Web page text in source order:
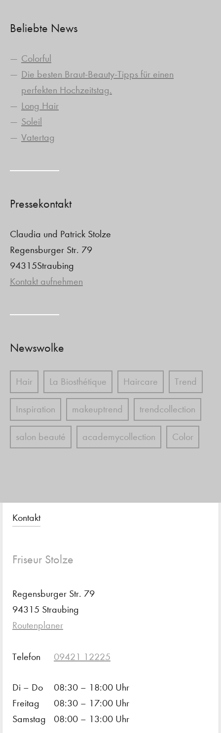
Beliebte News
Colorful
Die besten Braut-Beauty-Tipps für einen
perfekten Hochzeitstag.
Long Hair
Soleil
Vatertag
Pressekontakt
Claudia und Patrick Stolze
Regensburger Str. 79
94315Straubing
Kontakt aufnehmen
Newswolke
Hair La Biosthétique Haircare Trend
Inspiration makeuptrend trendcollection
salon beauté academycollection Color
Kontakt
Friseur Stolze
Regensburger Str. 79
94315 Straubing
Routenplaner
Telefon 09421 12225
Di – Do
08:30 – 18:00 Uhr
Freitag
08:30 – 17:00 Uhr
Samstag
08:00 – 13:00 Uhr